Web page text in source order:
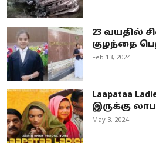
23 வயதில்
குழந்தை
Feb 13, 2024
Laapataa
இருக்கு
May 3, 2024